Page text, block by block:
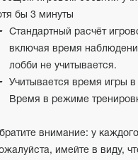
бы 3 минуты
Стандартный расчёт
включая время
лобби не учитывается.
Учитывается время игры
Время в режиме
внимание: у
имейте в виду,